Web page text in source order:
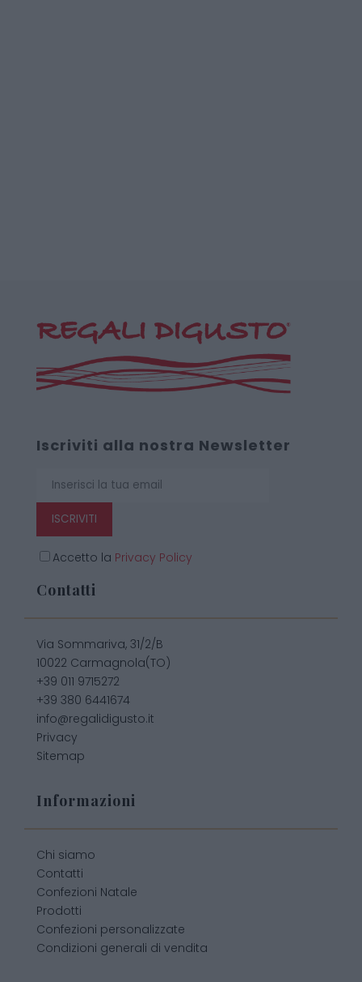
Iscriviti alla nostra Newsletter
ISCRIVITI
Accetto la Privacy Policy
Contatti
Via Sommariva, 31/2/B
10022 Carmagnola(TO)
+39 011 9715272
+39 380 6441674
info@regalidigusto.it
Privacy
Sitemap
Informazioni
Chi siamo
Contatti
Confezioni Natale
Prodotti
Confezioni personalizzate
Condizioni generali di vendita